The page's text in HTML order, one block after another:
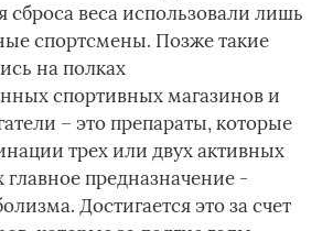
сброса веса использовали лишь
спортсмены. Позже такие
на полках
спортивных магазинов и
– это препараты, которые
трех или двух активных
предназначение -
Достигается это за счет